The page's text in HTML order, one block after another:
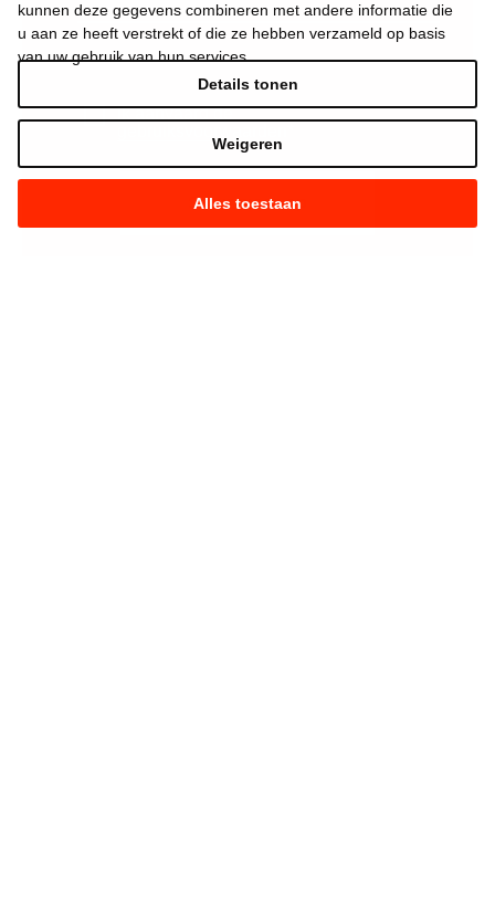
kunnen deze gegevens combineren met andere informatie die
u aan ze heeft verstrekt of die ze hebben verzameld op basis
van uw gebruik van hun services.
Alles toestaan
Weigeren
Details tonen
Ik aanvaard de